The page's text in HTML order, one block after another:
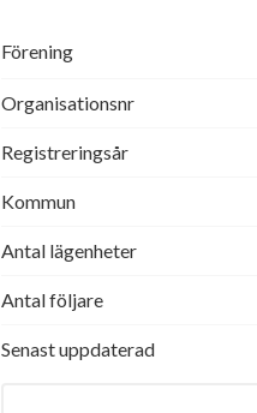
Förening
Organisationsnr
Registreringsår
Kommun
Antal lägenheter
Antal följare
Senast uppdaterad